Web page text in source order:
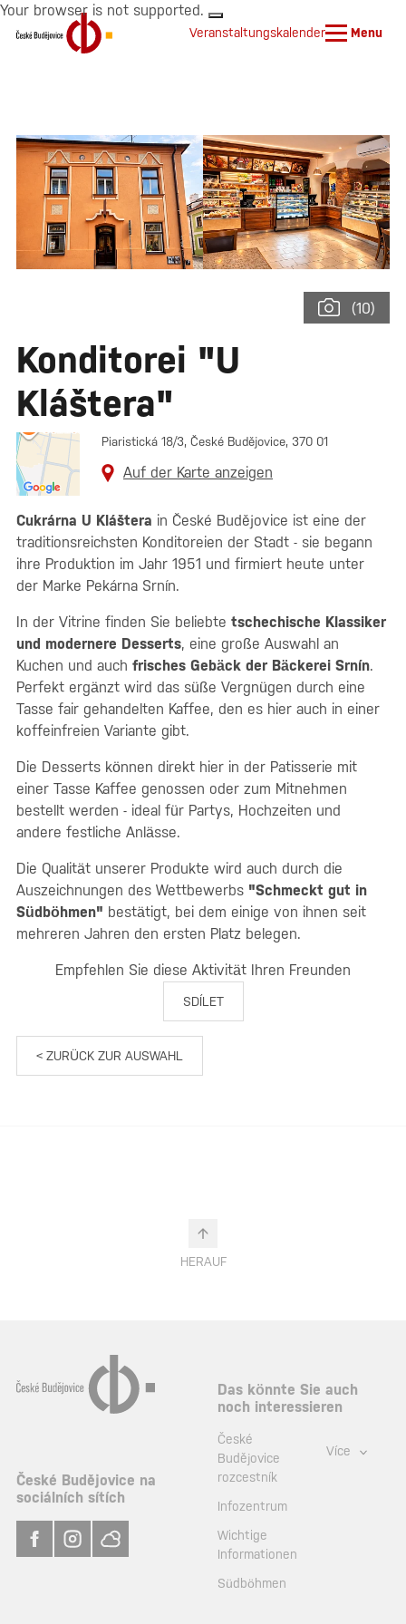
Your browser is not supported.
Veranstaltungskalender Menu
(10)
Konditorei "U
Kláštera"
Piaristická 18/3, České Budějovice, 370 01
Auf der Karte anzeigen
Cukrárna U Kláštera in České Budějovice ist eine der
traditionsreichsten Konditoreien der Stadt - sie begann
ihre Produktion im Jahr 1951 und firmiert heute unter
der Marke Pekárna Srnín.
In der Vitrine finden Sie beliebte tschechische Klassiker
und modernere Desserts, eine große Auswahl an
Kuchen und auch frisches Gebäck der Bäckerei Srnín.
Perfekt ergänzt wird das süße Vergnügen durch eine
Tasse fair gehandelten Kaffee, den es hier auch in einer
koffeinfreien Variante gibt.
Die Desserts können direkt hier in der Patisserie mit
einer Tasse Kaffee genossen oder zum Mitnehmen
bestellt werden - ideal für Partys, Hochzeiten und
andere festliche Anlässe.
Die Qualität unserer Produkte wird auch durch die
Auszeichnungen des Wettbewerbs "Schmeckt gut in
Südböhmen" bestätigt, bei dem einige von ihnen seit
mehreren Jahren den ersten Platz belegen.
Empfehlen Sie diese Aktivität Ihren Freunden
SDÍLET
< ZURÜCK ZUR AUSWAHL
HERAUF
České Budějovice na
sociálních sítích
Das könnte Sie auch
noch interessieren
České
Budějovice
rozcestník
Infozentrum
Wichtige
Informationen
Südböhmen
Více